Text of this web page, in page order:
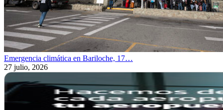
Emergencia climática en Bariloche, 17…
27 julio, 2026